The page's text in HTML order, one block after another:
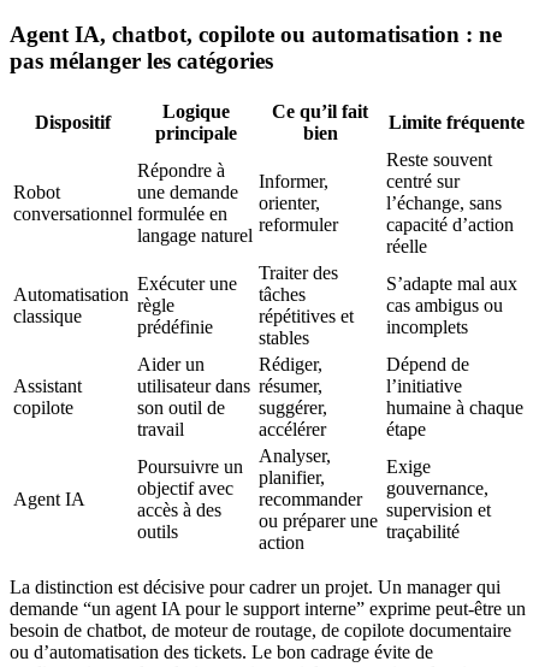
Agent IA, chatbot, copilote ou automatisation : ne
pas mélanger les catégories
Dispositif
Logique
principale
Ce qu’il fait
bien
Limite fréquente
Robot
conversationnel
Répondre à
une demande
formulée en
langage naturel
Informer,
orienter,
reformuler
Reste souvent
centré sur
l’échange, sans
capacité d’action
réelle
Automatisation
classique
Exécuter une
règle
prédéfinie
Traiter des
tâches
répétitives et
stables
S’adapte mal aux
cas ambigus ou
incomplets
Assistant
copilote
Aider un
utilisateur dans
son outil de
travail
Rédiger,
résumer,
suggérer,
accélérer
Dépend de
l’initiative
humaine à chaque
étape
Agent IA
Poursuivre un
objectif avec
accès à des
outils
Analyser,
planifier,
recommander
ou préparer une
action
Exige
gouvernance,
supervision et
traçabilité
La distinction est décisive pour cadrer un projet. Un manager qui
demande “un agent IA pour le support interne” exprime peut-être un
besoin de chatbot, de moteur de routage, de copilote documentaire
ou d’automatisation des tickets. Le bon cadrage évite de